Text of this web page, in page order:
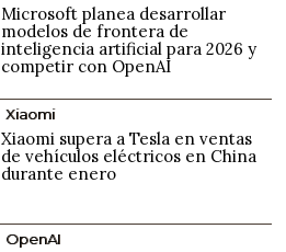
Microsoft planea desarrollar
modelos de frontera de
inteligencia artificial para 2026 y
competir con OpenAI
Xiaomi
Xiaomi supera a Tesla en ventas
de vehículos eléctricos en China
durante enero
OpenAI